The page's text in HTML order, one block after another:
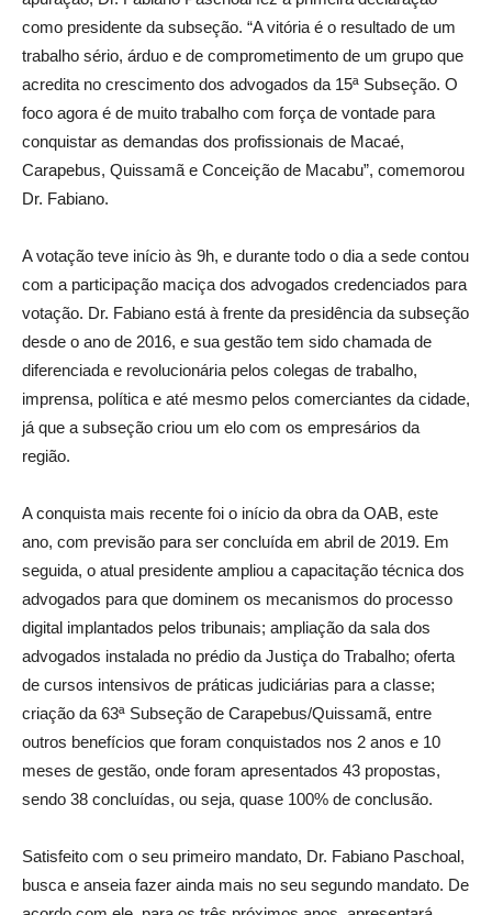
como presidente da subseção. “A vitória é o resultado de um
trabalho sério, árduo e de comprometimento de um grupo que
acredita no crescimento dos advogados da 15ª Subseção. O
foco agora é de muito trabalho com força de vontade para
conquistar as demandas dos profissionais de Macaé,
Carapebus, Quissamã e Conceição de Macabu”, comemorou
Dr. Fabiano.
A votação teve início às 9h, e durante todo o dia a sede contou
com a participação maciça dos advogados credenciados para
votação. Dr. Fabiano está à frente da presidência da subseção
desde o ano de 2016, e sua gestão tem sido chamada de
diferenciada e revolucionária pelos colegas de trabalho,
imprensa, política e até mesmo pelos comerciantes da cidade,
já que a subseção criou um elo com os empresários da
região.
A conquista mais recente foi o início da obra da OAB, este
ano, com previsão para ser concluída em abril de 2019. Em
seguida, o atual presidente ampliou a capacitação técnica dos
advogados para que dominem os mecanismos do processo
digital implantados pelos tribunais; ampliação da sala dos
advogados instalada no prédio da Justiça do Trabalho; oferta
de cursos intensivos de práticas judiciárias para a classe;
criação da 63ª Subseção de Carapebus/Quissamã, entre
outros benefícios que foram conquistados nos 2 anos e 10
meses de gestão, onde foram apresentados 43 propostas,
sendo 38 concluídas, ou seja, quase 100% de conclusão.
Satisfeito com o seu primeiro mandato, Dr. Fabiano Paschoal,
busca e anseia fazer ainda mais no seu segundo mandato. De